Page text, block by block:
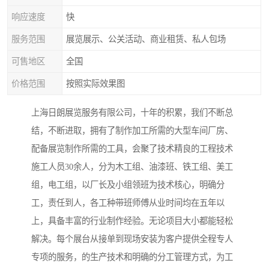
响应速度 快
服务范围 展览展示、公关活动、商业租赁、私人包场
可售地区 全国
价格范围 按照实际效果图
上海日朗展览服务有限公司，十年的积累，我们不断总
结，不断进取，拥有了制作加工所需的大型车间厂房、
配备展览制作所需的工具，会聚了技术精良的工程技术
施工人员30余人，分为木工组、油漆班、铁工组、美工
组，电工组，以厂长及小组领班为技术核心，明确分
工，责任到人，各工种带班师傅从业时间均在五年以
上，具备丰富的行业制作经验。无论项目大小都能轻松
解决。每个展台从接单到现场安装为客户提供全程专人
专项的服务，的生产技术和明确的分工管理方式，为工